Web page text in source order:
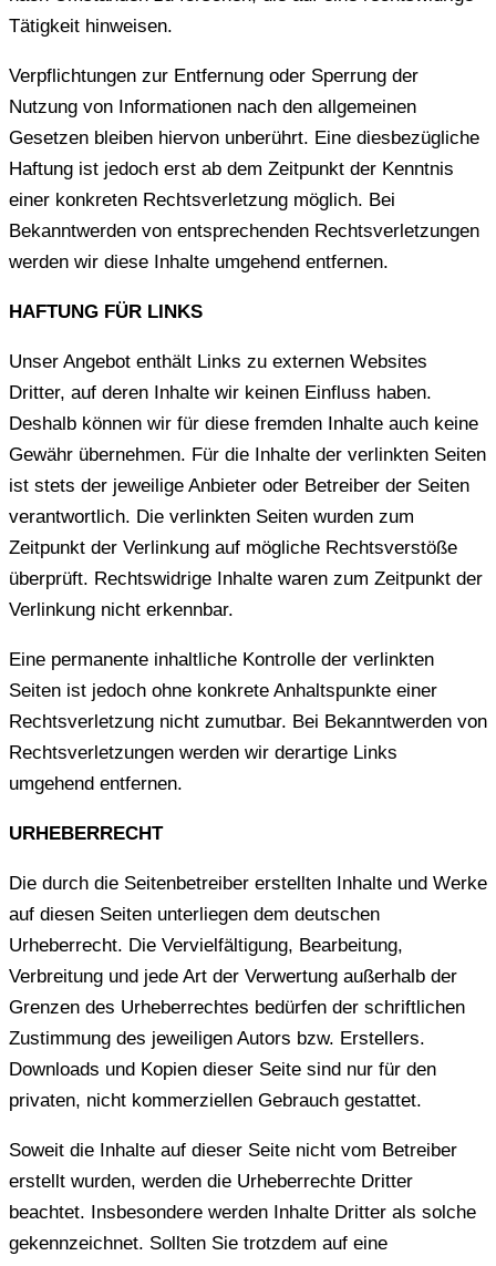
Tätigkeit hinweisen.
Verpflichtungen zur Entfernung oder Sperrung der
Nutzung von Informationen nach den allgemeinen
Gesetzen bleiben hiervon unberührt. Eine diesbezügliche
Haftung ist jedoch erst ab dem Zeitpunkt der Kenntnis
einer konkreten Rechtsverletzung möglich. Bei
Bekanntwerden von entsprechenden Rechtsverletzungen
werden wir diese Inhalte umgehend entfernen.
HAFTUNG FÜR LINKS
Unser Angebot enthält Links zu externen Websites
Dritter, auf deren Inhalte wir keinen Einfluss haben.
Deshalb können wir für diese fremden Inhalte auch keine
Gewähr übernehmen. Für die Inhalte der verlinkten Seiten
ist stets der jeweilige Anbieter oder Betreiber der Seiten
verantwortlich. Die verlinkten Seiten wurden zum
Zeitpunkt der Verlinkung auf mögliche Rechtsverstöße
überprüft. Rechtswidrige Inhalte waren zum Zeitpunkt der
Verlinkung nicht erkennbar.
Eine permanente inhaltliche Kontrolle der verlinkten
Seiten ist jedoch ohne konkrete Anhaltspunkte einer
Rechtsverletzung nicht zumutbar. Bei Bekanntwerden von
Rechtsverletzungen werden wir derartige Links
umgehend entfernen.
URHEBERRECHT
Die durch die Seitenbetreiber erstellten Inhalte und Werke
auf diesen Seiten unterliegen dem deutschen
Urheberrecht. Die Vervielfältigung, Bearbeitung,
Verbreitung und jede Art der Verwertung außerhalb der
Grenzen des Urheberrechtes bedürfen der schriftlichen
Zustimmung des jeweiligen Autors bzw. Erstellers.
Downloads und Kopien dieser Seite sind nur für den
privaten, nicht kommerziellen Gebrauch gestattet.
Soweit die Inhalte auf dieser Seite nicht vom Betreiber
erstellt wurden, werden die Urheberrechte Dritter
beachtet. Insbesondere werden Inhalte Dritter als solche
gekennzeichnet. Sollten Sie trotzdem auf eine